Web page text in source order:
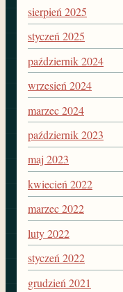
sierpień 2025
styczeń 2025
październik 2024
wrzesień 2024
marzec 2024
październik 2023
maj 2023
kwiecień 2022
marzec 2022
luty 2022
styczeń 2022
grudzień 2021